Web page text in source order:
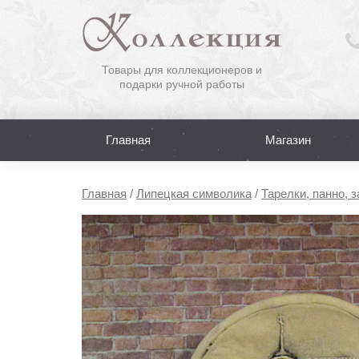
Товары для коллекционеров и
подарки ручной работы
Главная Магазин
Главная / Липецкая символика / Тарелки, панно,